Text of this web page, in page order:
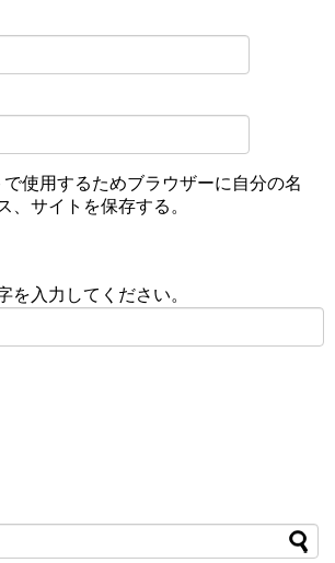
使用するためブラウザーに自分の名
、サイトを保存する。
を入力してください。